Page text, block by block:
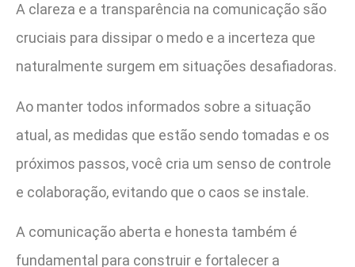
A clareza e a transparência na comunicação são
cruciais para dissipar o medo e a incerteza que
naturalmente surgem em situações desafiadoras.
Ao manter todos informados sobre a situação
atual, as medidas que estão sendo tomadas e os
próximos passos, você cria um senso de controle
e colaboração, evitando que o caos se instale.
A comunicação aberta e honesta também é
fundamental para construir e fortalecer a